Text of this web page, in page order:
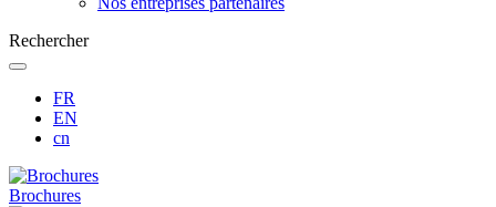
Rechercher
FR
EN
cn
Brochures